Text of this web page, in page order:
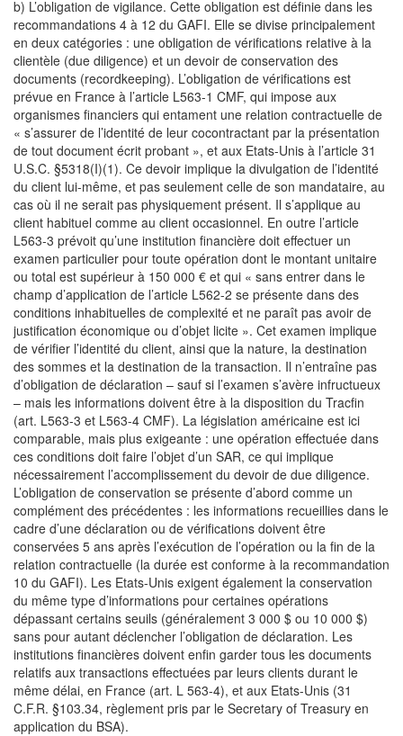
b) L’obligation de vigilance. Cette obligation est définie dans les
recommandations 4 à 12 du GAFI. Elle se divise principalement
en deux catégories : une obligation de vérifications relative à la
clientèle (due diligence) et un devoir de conservation des
documents (recordkeeping). L’obligation de vérifications est
prévue en France à l’article L563-1 CMF, qui impose aux
organismes financiers qui entament une relation contractuelle de
« s’assurer de l’identité de leur cocontractant par la présentation
de tout document écrit probant », et aux Etats-Unis à l’article 31
U.S.C. §5318(I)(1). Ce devoir implique la divulgation de l’identité
du client lui-même, et pas seulement celle de son mandataire, au
cas où il ne serait pas physiquement présent. Il s’applique au
client habituel comme au client occasionnel. En outre l’article
L563-3 prévoit qu’une institution financière doit effectuer un
examen particulier pour toute opération dont le montant unitaire
ou total est supérieur à 150 000 € et qui « sans entrer dans le
champ d’application de l’article L562-2 se présente dans des
conditions inhabituelles de complexité et ne paraît pas avoir de
justification économique ou d’objet licite ». Cet examen implique
de vérifier l’identité du client, ainsi que la nature, la destination
des sommes et la destination de la transaction. Il n’entraîne pas
d’obligation de déclaration – sauf si l’examen s’avère infructueux
– mais les informations doivent être à la disposition du Tracfin
(art. L563-3 et L563-4 CMF). La législation américaine est ici
comparable, mais plus exigeante : une opération effectuée dans
ces conditions doit faire l’objet d’un SAR, ce qui implique
nécessairement l’accomplissement du devoir de due diligence.
L’obligation de conservation se présente d’abord comme un
complément des précédentes : les informations recueillies dans le
cadre d’une déclaration ou de vérifications doivent être
conservées 5 ans après l’exécution de l’opération ou la fin de la
relation contractuelle (la durée est conforme à la recommandation
10 du GAFI). Les Etats-Unis exigent également la conservation
du même type d’informations pour certaines opérations
dépassant certains seuils (généralement 3 000 $ ou 10 000 $)
sans pour autant déclencher l’obligation de déclaration. Les
institutions financières doivent enfin garder tous les documents
relatifs aux transactions effectuées par leurs clients durant le
même délai, en France (art. L 563-4), et aux Etats-Unis (31
C.F.R. §103.34, règlement pris par le Secretary of Treasury en
application du BSA).